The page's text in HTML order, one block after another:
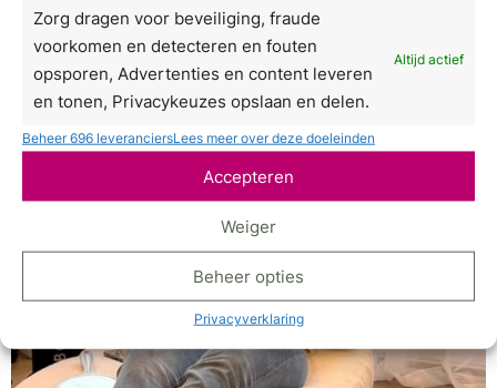
Zorg dragen voor beveiliging, fraude
voorkomen en detecteren en fouten
opsporen, Advertenties en content leveren
en tonen, Privacykeuzes opslaan en delen.
Altijd actief
Beheer 696 leveranciersLees meer over deze doeleinden
Accepteren
Weiger
Beheer opties
Privacyverklaring